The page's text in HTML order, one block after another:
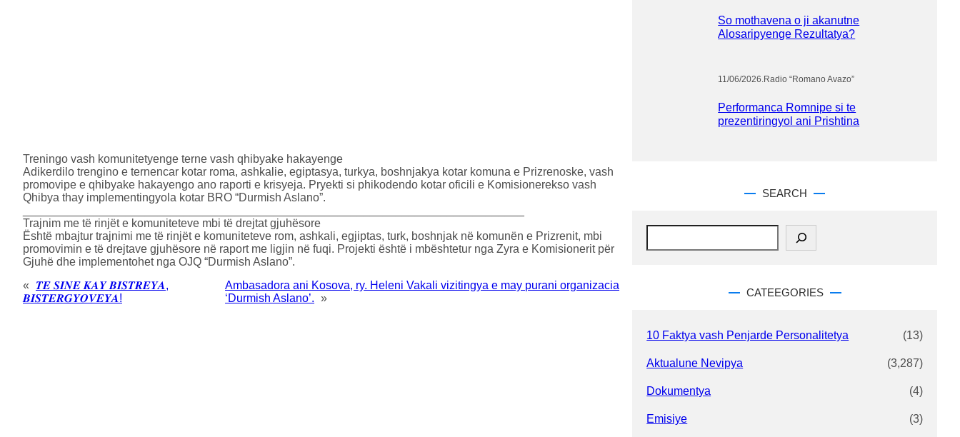
Treningo vash komunitetyenge terne vash qhibyake hakayenge
Adikerdilo trengino e ternencar kotar roma, ashkalie, egiptasya, turkya, boshnjakya kotar komuna e Prizrenoske, vash
promovipe e qhibyake hakayengo ano raporti e krisyeja. Pryekti si phikodendo kotar oficili e Komisionerekso vash
Qhibya thay implementingyola kotar BRO “Durmish Aslano”.
Trajnim me të rinjët e komuniteteve mbi të drejtat gjuhësore
Është mbajtur trajnimi me të rinjët e komuniteteve rom, ashkali, egjiptas, turk, boshnjak në komunën e Prizrenit, mbi
promovimin e të drejtave gjuhësore në raport me ligjin në fuqi. Projekti është i mbështetur nga Zyra e Komisionerit për
Gjuhë dhe implementohet nga OJQ “Durmish Aslano”.
«
𝑻𝑬 𝑺𝑰𝑵𝑬 𝑲𝑨𝒀 𝑩𝑰𝑺𝑻𝑹𝑬𝒀𝑨,
𝑩𝑰𝑺𝑻𝑬𝑹𝑮𝒀𝑶𝑽𝑬𝒀𝑨!
Ambasadora ani Kosova, ry. Heleni Vakali vizitingya e may purani organizacia
‘Durmish Aslano’. »
So mothavena o ji akanutne
Alosaripyenge Rezultatya?
11/06/2026.Radio “Romano Avazo”
Performanca Romnipe si te
prezentiringyol ani Prishtina
SEARCH
S
CATEEGORIES
10 Faktya vash Penjarde Personalitetya (13)
Aktualune Nevipya (3,287)
Dokumentya (4)
Emisiye (3)